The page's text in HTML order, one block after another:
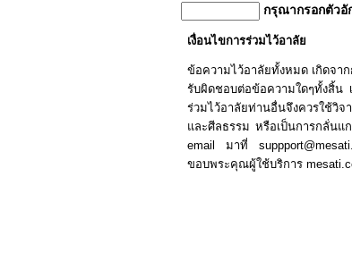
กรุณากรอกตัวอั
เงื่อนไขการร่วมไว้อาลัย
ข้อความไว้อาลัยทั้งหมด เกิดจา
รับผิดชอบต่อข้อความใดๆทั้งสิ้น
ร่วมไว้อาลัยท่านอื่นจึงควรใช้
และศีลธรรม หรือเป็นการกลั่นแ
email มาที่
ขอบพระคุณผู้ใช้บริการ